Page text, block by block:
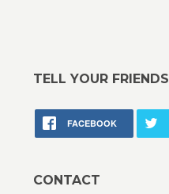
TELL YOUR FRIENDS
FACEBOOK
CONTACT